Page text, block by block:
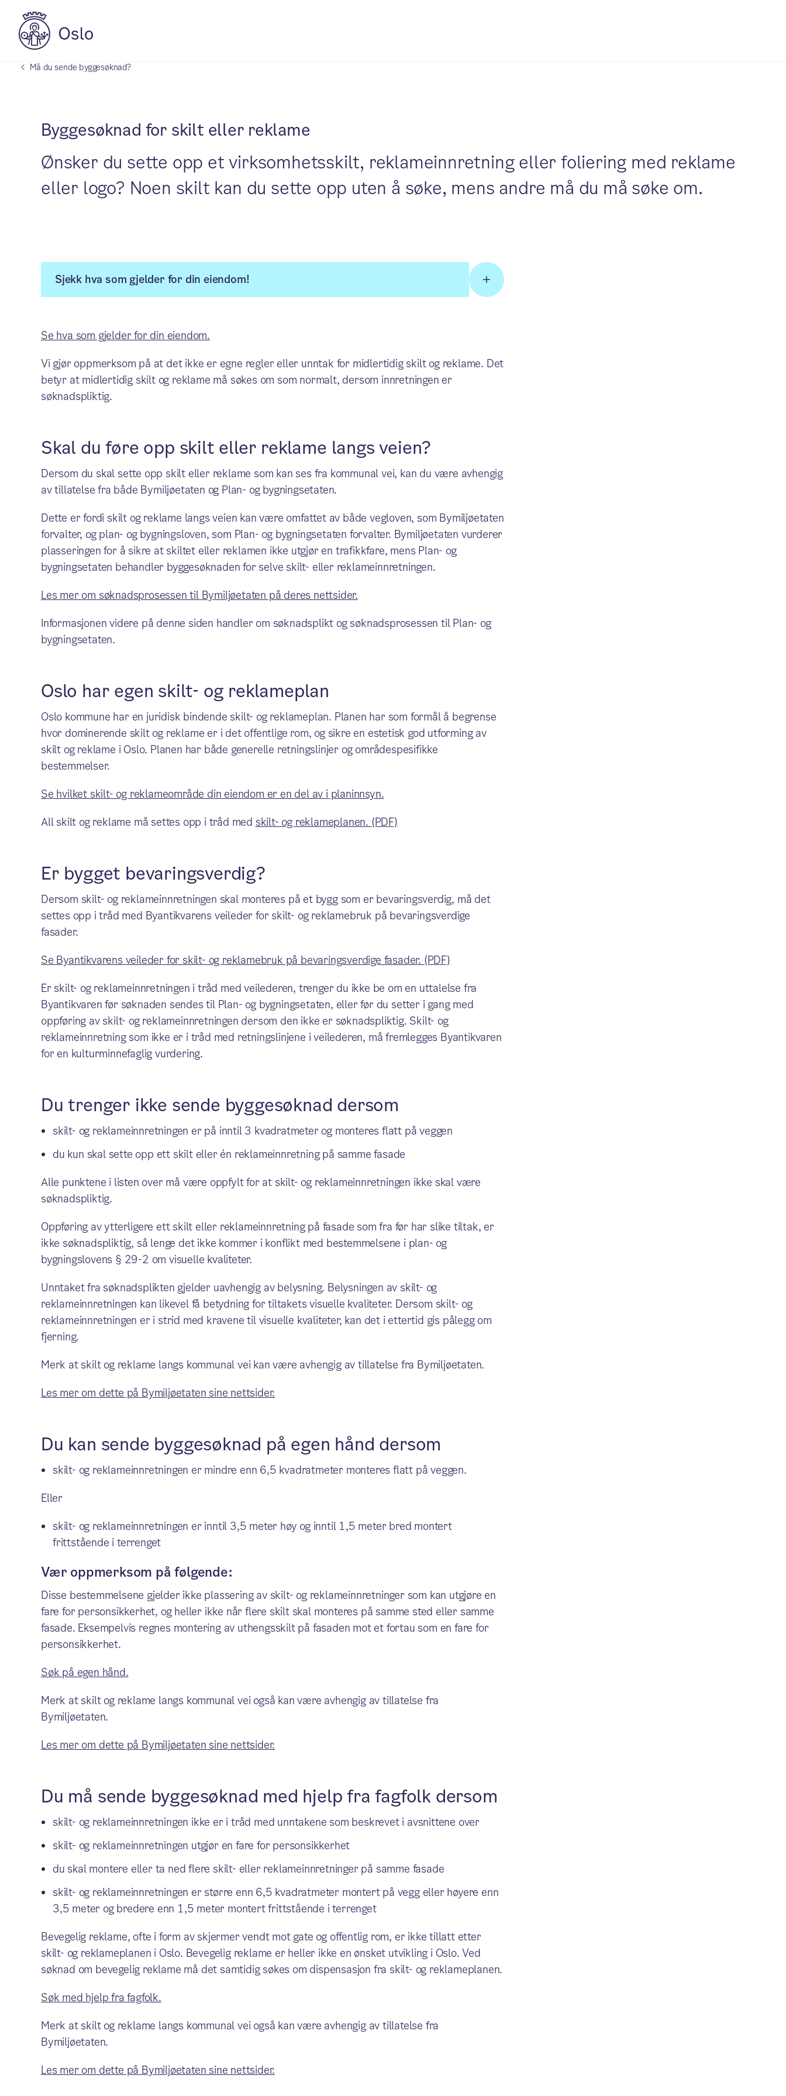
Må du sende byggesøknad?
Byggesøknad for skilt eller reklame
Ønsker du sette opp et virksomhetsskilt, reklameinnretning eller foliering med reklame
eller logo? Noen skilt kan du sette opp uten å søke, mens andre må du må søke om.
Sjekk hva som gjelder for din eiendom!
Se hva som gjelder for din eiendom.
Vi gjør oppmerksom på at det ikke er egne regler eller unntak for midlertidig skilt og reklame. Det
betyr at midlertidig skilt og reklame må søkes om som normalt, dersom innretningen er
søknadspliktig.
Skal du føre opp skilt eller reklame langs veien?
Dersom du skal sette opp skilt eller reklame som kan ses fra kommunal vei, kan du være avhengig
av tillatelse fra både Bymiljøetaten og Plan- og bygningsetaten.
Dette er fordi skilt og reklame langs veien kan være omfattet av både vegloven, som Bymiljøetaten
forvalter, og plan- og bygningsloven, som Plan- og bygningsetaten forvalter. Bymiljøetaten vurderer
plasseringen for å sikre at skiltet eller reklamen ikke utgjør en trafikkfare, mens Plan- og
bygningsetaten behandler byggesøknaden for selve skilt- eller reklameinnretningen.
Les mer om søknadsprosessen til Bymiljøetaten på deres nettsider.
Informasjonen videre på denne siden handler om søknadsplikt og søknadsprosessen til Plan- og
bygningsetaten.
Oslo har egen skilt- og reklameplan
Oslo kommune har en juridisk bindende skilt- og reklameplan. Planen har som formål å begrense
hvor dominerende skilt og reklame er i det offentlige rom, og sikre en estetisk god utforming av
skilt og reklame i Oslo. Planen har både generelle retningslinjer og områdespesifikke
bestemmelser.
Se hvilket skilt- og reklameområde din eiendom er en del av i planinnsyn.
All skilt og reklame må settes opp i tråd med skilt- og reklameplanen. (PDF)
Er bygget bevaringsverdig?
Dersom skilt- og reklameinnretningen skal monteres på et bygg som er bevaringsverdig, må det
settes opp i tråd med Byantikvarens veileder for skilt- og reklamebruk på bevaringsverdige
fasader.
Se Byantikvarens veileder for skilt- og reklamebruk på bevaringsverdige fasader. (PDF)
Er skilt- og reklameinnretningen i tråd med veilederen, trenger du ikke be om en uttalelse fra
Byantikvaren før søknaden sendes til Plan- og bygningsetaten, eller før du setter i gang med
oppføring av skilt- og reklameinnretningen dersom den ikke er søknadspliktig. Skilt- og
reklameinnretning som ikke er i tråd med retningslinjene i veilederen, må fremlegges Byantikvaren
for en kulturminnefaglig vurdering.
Du trenger ikke sende byggesøknad dersom
skilt- og reklameinnretningen er på inntil 3 kvadratmeter og monteres flatt på veggen
du kun skal sette opp ett skilt eller én reklameinnretning på samme fasade
Alle punktene i listen over må være oppfylt for at skilt- og reklameinnretningen ikke skal være
søknadspliktig.
Oppføring av ytterligere ett skilt eller reklameinnretning på fasade som fra før har slike tiltak, er
ikke søknadspliktig, så lenge det ikke kommer i konflikt med bestemmelsene i plan- og
bygningslovens § 29-2 om visuelle kvaliteter.
Unntaket fra søknadsplikten gjelder uavhengig av belysning. Belysningen av skilt- og
reklameinnretningen kan likevel få betydning for tiltakets visuelle kvaliteter. Dersom skilt- og
reklameinnretningen er i strid med kravene til visuelle kvaliteter, kan det i ettertid gis pålegg om
fjerning.
Merk at skilt og reklame langs kommunal vei kan være avhengig av tillatelse fra Bymiljøetaten.
Les mer om dette på Bymiljøetaten sine nettsider.
Du kan sende byggesøknad på egen hånd dersom
skilt- og reklameinnretningen er mindre enn 6,5 kvadratmeter monteres flatt på veggen.
Eller
skilt- og reklameinnretningen er inntil 3,5 meter høy og inntil 1,5 meter bred montert
frittstående i terrenget
Vær oppmerksom på følgende:
Disse bestemmelsene gjelder ikke plassering av skilt- og reklameinnretninger som kan utgjøre en
fare for personsikkerhet, og heller ikke når flere skilt skal monteres på samme sted eller samme
fasade. Eksempelvis regnes montering av uthengsskilt på fasaden mot et fortau som en fare for
personsikkerhet.
Søk på egen hånd.
Merk at skilt og reklame langs kommunal vei også kan være avhengig av tillatelse fra
Bymiljøetaten.
Les mer om dette på Bymiljøetaten sine nettsider.
Du må sende byggesøknad med hjelp fra fagfolk dersom
skilt- og reklameinnretningen ikke er i tråd med unntakene som beskrevet i avsnittene over
skilt- og reklameinnretningen utgjør en fare for personsikkerhet
du skal montere eller ta ned flere skilt- eller reklameinnretninger på samme fasade
skilt- og reklameinnretningen er større enn 6,5 kvadratmeter montert på vegg eller høyere enn
3,5 meter og bredere enn 1,5 meter montert frittstående i terrenget
Bevegelig reklame, ofte i form av skjermer vendt mot gate og offentlig rom, er ikke tillatt etter
skilt- og reklameplanen i Oslo. Bevegelig reklame er heller ikke en ønsket utvikling i Oslo. Ved
søknad om bevegelig reklame må det samtidig søkes om dispensasjon fra skilt- og reklameplanen.
Søk med hjelp fra fagfolk.
Merk at skilt og reklame langs kommunal vei også kan være avhengig av tillatelse fra
Bymiljøetaten.
Les mer om dette på Bymiljøetaten sine nettsider.